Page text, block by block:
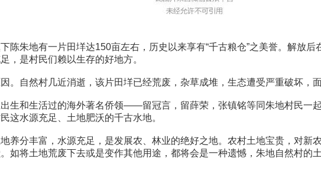
陈朱地有一片田垟达150亩左右，历史以来享有“千古粮仓”之美誉。解放
，是村民们赖以生存的好地方。
。自然村几近消逝，该片田垟已经荒废，杂草成堆，生态遭受严重破坏，
生和生活过的海外著名侨领——留冠言，留薛荣，张镇铭等同朱地村民一
这水源充足、土地肥沃的千古水地。
养分丰富，水源充足，是发展农、林业的绝好之地。农村土地宝贵，对
如将土地荒废下去或是变作其他用途，都将会是一种遗憾，朱地自然村的